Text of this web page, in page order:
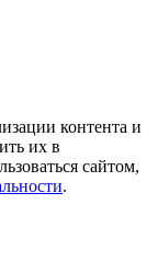
контента и
их в
сайтом,
.